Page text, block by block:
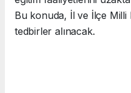
Bu konuda, İl ve İlçe
tedbirler alınacak.